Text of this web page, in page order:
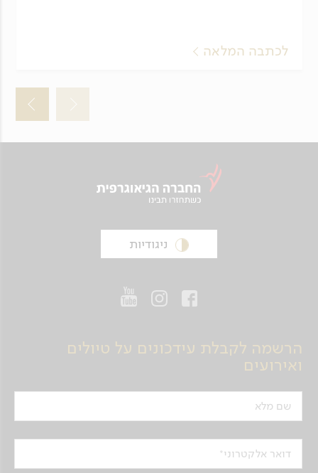
לכתבה המלאה
ניגודיות
הרשמה לקבלת עידכונים על טיולים
ואירועים
שם מלא
דואר אלקטרוני